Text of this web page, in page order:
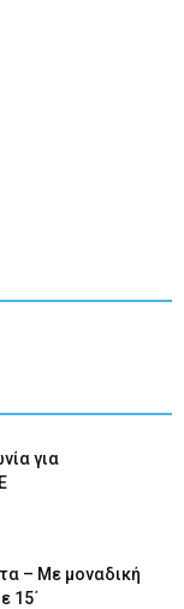
για
– Με μοναδική
15΄